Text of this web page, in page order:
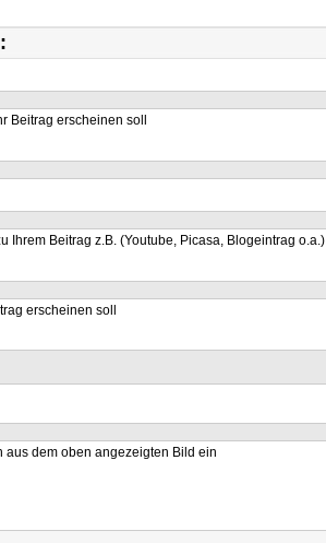
Beitrag erscheinen soll
Ihrem Beitrag z.B. (Youtube, Picasa, Blogeintrag o.a.)
erscheinen soll
aus dem oben angezeigten Bild ein